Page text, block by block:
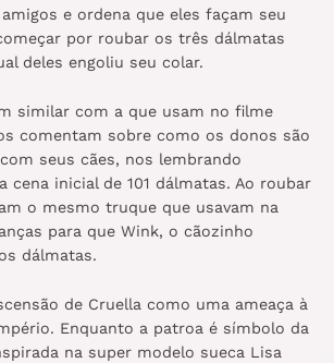
e ordena que eles façam seu
por roubar os três dálmatas
deles engoliu seu colar.
similar com a que usam no filme
comentam sobre como os donos são
seus cães, nos lembrando
cena inicial de 101 dálmatas. Ao roubar
o mesmo truque que usavam na
para que Wink, o cãozinho
dálmatas.
de Cruella como uma ameaça à
Enquanto a patroa é símbolo da
na super modelo sueca Lisa